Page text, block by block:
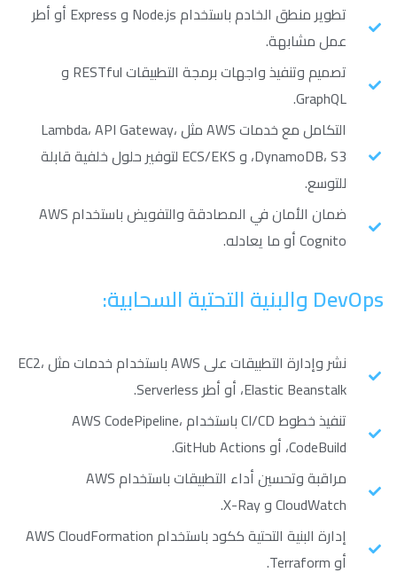
تطوير منطق الخادم باستخدام Node.js و Express أو أطر
عمل مشابهة.
تصميم وتنفيذ واجهات برمجة التطبيقات RESTful و
GraphQL.
التكامل مع خدمات AWS مثل Lambda، API Gateway،
DynamoDB، S3، و ECS/EKS لتوفير حلول خلفية قابلة
للتوسع.
ضمان الأمان في المصادقة والتفويض باستخدام AWS
Cognito أو ما يعادله.
DevOps والبنية التحتية السحابية:
نشر وإدارة التطبيقات على AWS باستخدام خدمات مثل EC2،
Elastic Beanstalk، أو أطر Serverless.
تنفيذ خطوط CI/CD باستخدام AWS CodePipeline،
CodeBuild، أو GitHub Actions.
مراقبة وتحسين أداء التطبيقات باستخدام AWS
CloudWatch و X-Ray.
إدارة البنية التحتية ككود باستخدام AWS CloudFormation
أو Terraform.